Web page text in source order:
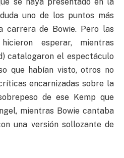
se haya presentado en la
uno de los puntos más
carrera de Bowie. Pero las
esperar, mientras
catalogaron el espectáculo
que habían visto, otros no
encarnizadas sobre la
de ese Kemp que
mientras Bowie cantaba
una versión sollozante de